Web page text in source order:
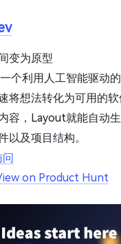
变为原型
个利用人工智能驱动
将想法转化为可用的
容，Layout就能自动
以及项目结构。
问
on Product Hunt